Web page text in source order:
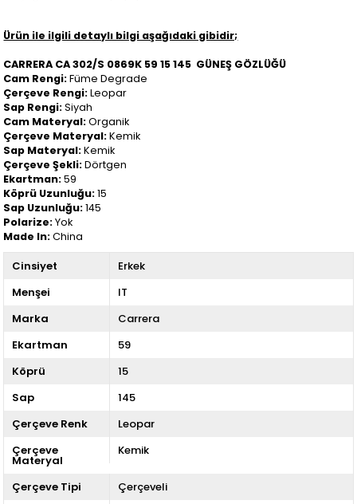
Ürün ile ilgili detaylı bilgi aşağıdaki gibidir;
CARRERA CA 302/S 0869K 59 15 145 GÜNEŞ GÖZLÜĞÜ
Cam Rengi:Füme Degrade
Çerçeve Rengi:Leopar
Sap Rengi:Siyah
Cam Materyal:Organik
Çerçeve Materyal:Kemik
Sap Materyal:Kemik
Çerçeve Şekli:Dörtgen
Ekartman:59
Köprü Uzunluğu:15
Sap Uzunluğu:145
Polarize:Yok
Made In:China
Cinsiyet
Erkek
Menşei
IT
Marka
Carrera
Ekartman
59
Köprü
15
Sap
145
Çerçeve Renk
Leopar
Çerçeve
Materyal
Kemik
Çerçeve Tipi
Çerçeveli